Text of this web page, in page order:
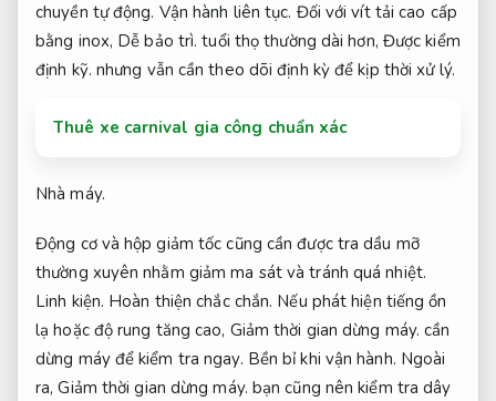
chuyền tự động. Vận hành liên tục. Đối với vít tải cao cấp
bằng inox, Dễ bảo trì. tuổi thọ thường dài hơn, Được kiểm
định kỹ. nhưng vẫn cần theo dõi định kỳ để kịp thời xử lý.
Thuê xe carnival gia công chuẩn xác
Nhà máy.
Động cơ và hộp giảm tốc cũng cần được tra dầu mỡ
thường xuyên nhằm giảm ma sát và tránh quá nhiệt.
Linh kiện. Hoàn thiện chắc chắn. Nếu phát hiện tiếng ồn
lạ hoặc độ rung tăng cao, Giảm thời gian dừng máy. cần
dừng máy để kiểm tra ngay. Bền bỉ khi vận hành. Ngoài
ra,Giảm thời gian dừng máy. bạn cũng nên kiểm tra dây